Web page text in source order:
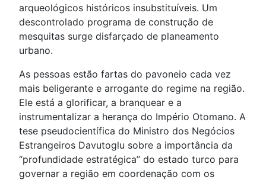
arqueológicos históricos insubstituíveis. Um
descontrolado programa de construção de
mesquitas surge disfarçado de planeamento
urbano.
As pessoas estão fartas do pavoneio cada vez
mais beligerante e arrogante do regime na região.
Ele está a glorificar, a branquear e a
instrumentalizar a herança do Império Otomano. A
tese pseudocientífica do Ministro dos Negócios
Estrangeiros Davutoglu sobre a importância da
“profundidade estratégica” do estado turco para
governar a região em coordenação com os